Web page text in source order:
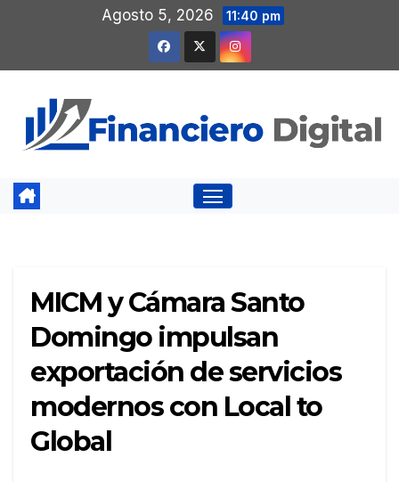
contenido
Agosto 5, 2026 11:40 pm
MICM y Cámara Santo
Domingo impulsan
exportación de servicios
modernos con Local to
Global